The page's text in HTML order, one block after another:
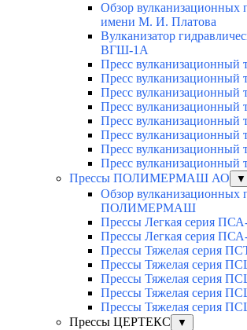
Обзор вулканизационных
имени М. И. Платова
Вулканизатор
ВГШ-1А
Пресс вулканизационный
Пресс
Пресс
Пресс
Пресс
Пресс
Пресс
Пресс
Прессы ПОЛИМЕРМАШ АО
▼
Обзор вулканизационных
ПОЛИМЕРМАШ
Прессы Легкая серия
Прессы Легкая серия
Прессы Тяжелая серия
Прессы Тяжелая серия
Прессы Тяжелая серия
Прессы Тяжелая серия
Прессы Тяжелая серия
Прессы ЦЕРТЕКС
▼